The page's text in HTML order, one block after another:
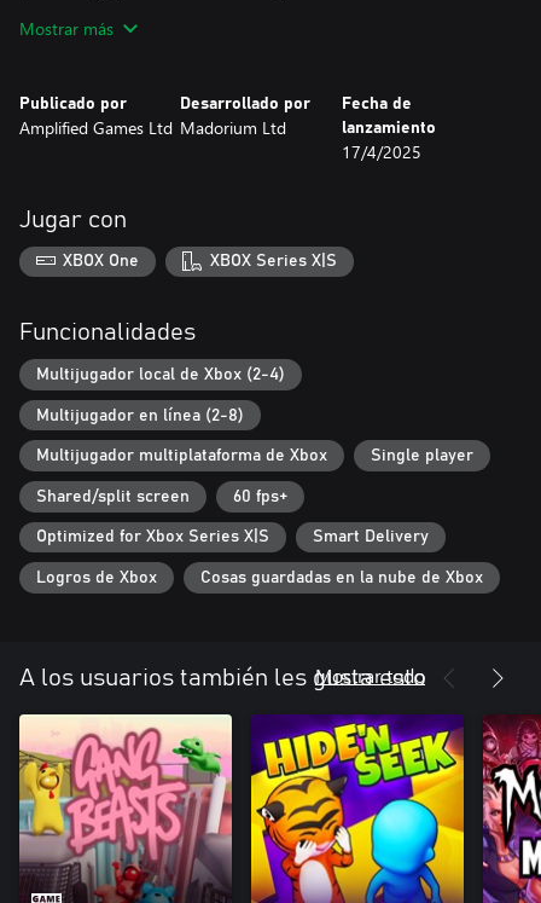
tus oponentes con habilidades aparentemente inofensivas."
Hay montones de potenciadores y trampas esparcidos por los
niveles para ayudarte a crear el caos... La pregunta es, ¿podrás
aprovecharlos con el monstruo respirando en tu pequeño y
Mostrar más
Publicado por
Amplified Games Ltd
Desarrollado por
Madorium Ltd
Fecha de
lanzamiento
17/4/2025
Jugar con
XBOX One XBOX Series X|S
Funcionalidades
Multijugador local de Xbox (2-4)
Multijugador en línea (2-8)
Multijugador multiplataforma de Xbox Single player
Shared/split screen 60 fps+
Optimized for Xbox Series X|S Smart Delivery
Logros de Xbox Cosas guardadas en la nube de Xbox
A los usuarios también les gusta esto
Mostrar todo